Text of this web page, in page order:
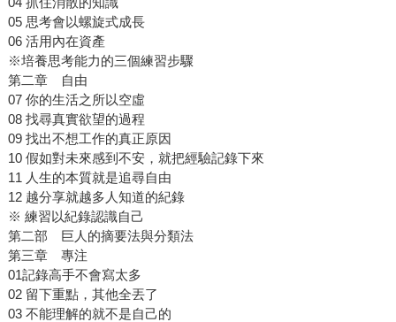
05 思考會以螺旋式成長
06 活用內在資產
※培養思考能力的三個練習步驟
第二章 自由
07 你的生活之所以空虛
08 找尋真實欲望的過程
09 找出不想工作的真正原因
10 假如對未來感到不安，就把經驗記錄下來
11 人生的本質就是追尋自由
12 越分享就越多人知道的紀錄
※ 練習以紀錄認識自己
第二部 巨人的摘要法與分類法
第三章 專注
01記錄高手不會寫太多
02 留下重點，其他全丟了
03 不能理解的就不是自己的